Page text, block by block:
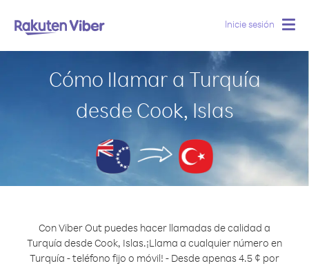
Inicie sesión
Cómo llamar a Turquía
desde Cook, Islas
Con Viber Out puedes hacer llamadas de calidad a
Turquía desde Cook, Islas.¡Llama a cualquier número en
Turquía - teléfono fijo o móvil! - Desde apenas 4.5 ¢ por